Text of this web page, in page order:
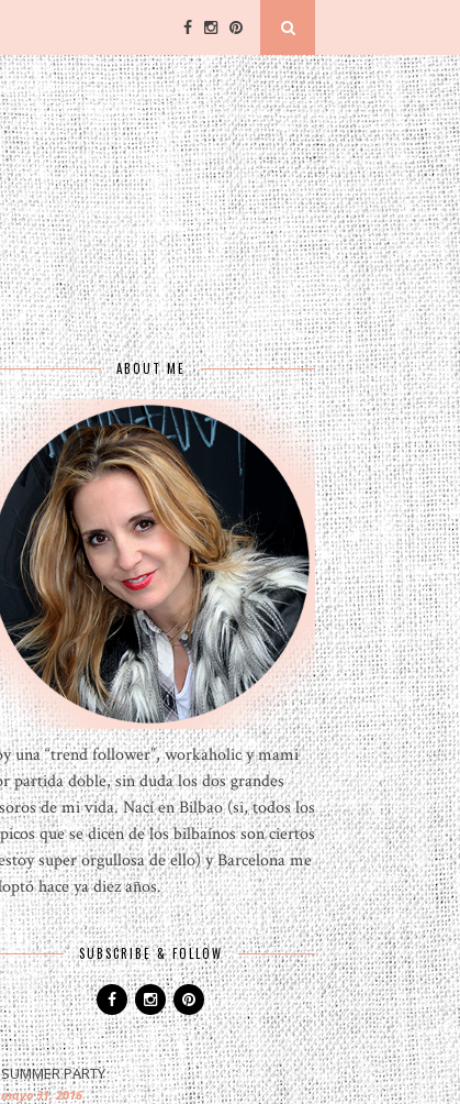
ABOUT ME
una “trend follower”, workaholic y mami
partida doble, sin duda los dos grandes
de mi vida. Nací en Bilbao (si, todos los
que se dicen de los bilbaínos son ciertos
super orgullosa de ello) y Barcelona me
hace ya diez años.
SUBSCRIBE & FOLLOW
SUMMER PARTY
mayo 31, 2016